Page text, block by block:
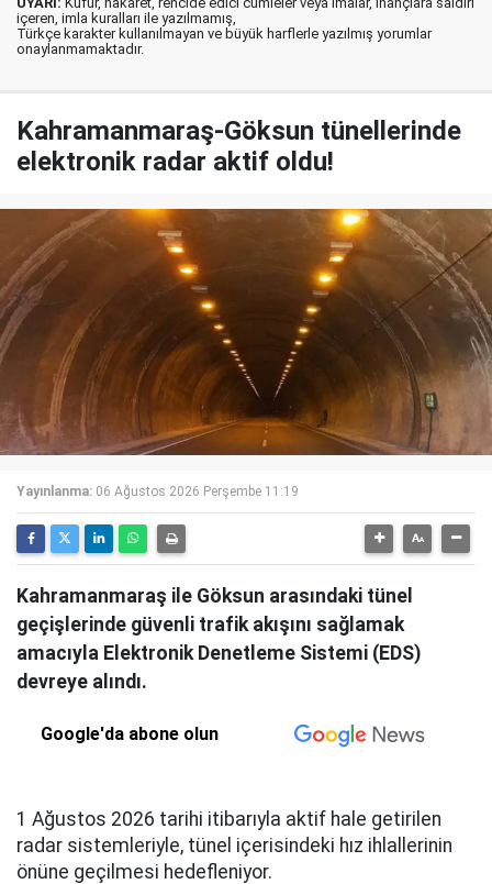
içeren, imla kuralları ile yazılmamış,
Türkçe karakter kullanılmayan ve büyük harflerle yazılmış yorumlar
onaylanmamaktadır.
Kahramanmaraş-Göksun tünellerinde
elektronik radar aktif oldu!
Yayınlanma: 06 Ağustos 2026 Perşembe 11:19
Kahramanmaraş ile Göksun arasındaki tünel
geçişlerinde güvenli trafik akışını sağlamak
amacıyla Elektronik Denetleme Sistemi (EDS)
devreye alındı.
Google'da abone olun
1 Ağustos 2026 tarihi itibarıyla aktif hale getirilen
radar sistemleriyle, tünel içerisindeki hız ihlallerinin
önüne geçilmesi hedefleniyor.